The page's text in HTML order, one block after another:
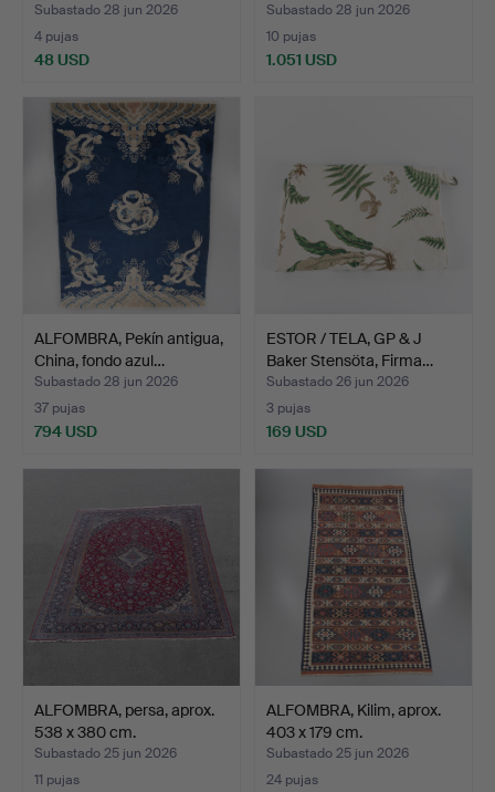
Subastado 28 jun 2026
4 pujas
48 USD
Subastado 28 jun 2026
10 pujas
1.051 USD
ALFOMBRA, Pekín antigua,
China, fondo azul…
Subastado 28 jun 2026
37 pujas
794 USD
ESTOR / TELA, GP & J
Baker Stensöta, Firma…
Subastado 26 jun 2026
3 pujas
169 USD
ALFOMBRA, persa, aprox.
538 x 380 cm.
Subastado 25 jun 2026
11 pujas
ALFOMBRA, Kilim, aprox.
403 x 179 cm.
Subastado 25 jun 2026
24 pujas